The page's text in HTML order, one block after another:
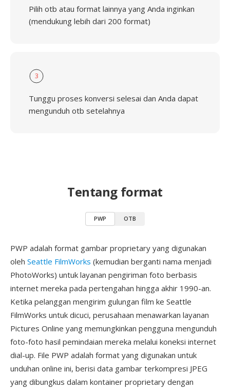
Pilih otb atau format lainnya yang Anda inginkan
(mendukung lebih dari 200 format)
3
Tunggu proses konversi selesai dan Anda dapat
mengunduh otb setelahnya
Tentang format
PWP OTB
PWP adalah format gambar proprietary yang digunakan
oleh Seattle FilmWorks (kemudian berganti nama menjadi
PhotoWorks) untuk layanan pengiriman foto berbasis
internet mereka pada pertengahan hingga akhir 1990-an.
Ketika pelanggan mengirim gulungan film ke Seattle
FilmWorks untuk dicuci, perusahaan menawarkan layanan
Pictures Online yang memungkinkan pengguna mengunduh
foto-foto hasil pemindaian mereka melalui koneksi internet
dial-up. File PWP adalah format yang digunakan untuk
unduhan online ini, berisi data gambar terkompresi JPEG
yang dibungkus dalam kontainer proprietary dengan